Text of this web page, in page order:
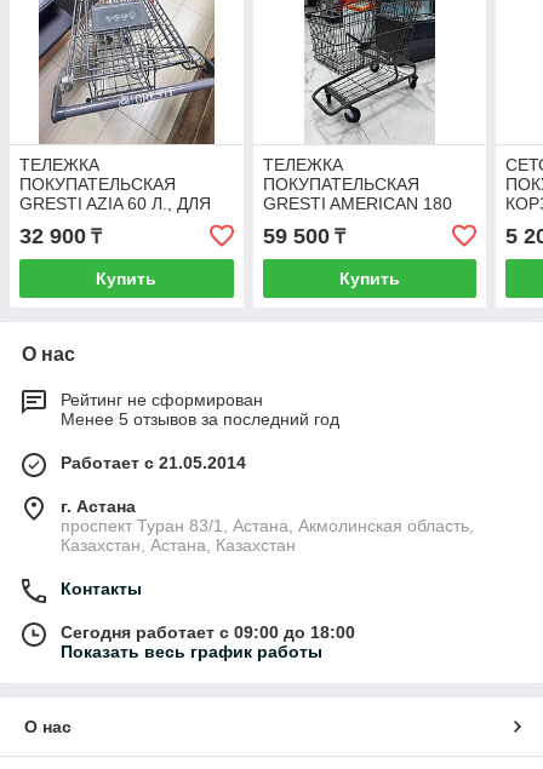
ТЕЛЕЖКА
ПОКУПАТЕЛЬСКАЯ
GRESTI AZIA 60 Л., ДЛЯ
ПРЕДПРИЯТИЙ
ТОРГОВЛИ
32 900 ₸
Купить
ТЕЛЕЖКА
ПОКУПАТЕЛЬСКАЯ
GRESTI AMERICAN 180
Л., ДЛЯ ПРЕДПРИЯТИЙ
ТОРГОВЛИ
59 500₸
Купить
5
О нас
Рейтинг не сформирован
Менее 5 отзывов за последний год
Работает с 21.05.2014
г. Астана
проспект Туран 83/1, Астана, Акмолинская область,
Казахстан, Астана, Казахстан
Контакты
Сегодня работает с 09:00 до 18:00
Показать весь график работы
О нас